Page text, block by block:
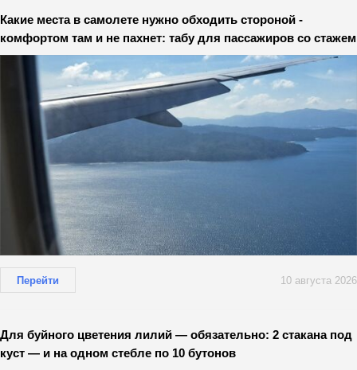
Какие места в самолете нужно обходить стороной -
комфортом там и не пахнет: табу для пассажиров со стажем
Перейти 10 августа 2026
Для буйного цветения лилий — обязательно: 2 стакана под
куст — и на одном стебле по 10 бутонов